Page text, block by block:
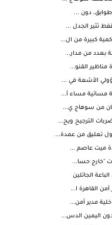
طوابق، دون ...
تثير الجدل ...
بعدد من مدار...
القنو...
الأشعة في ...
مسائية مساء أ...
من سوهاج ي...
تعليق من عمدة...
ميت عاصم ...
"خارج حسا...
الجائلين
القاهرة ا...
مدير أمن...
اليمين الدس...